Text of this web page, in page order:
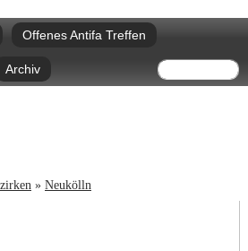
Offenes Antifa Treffen
Archiv Suche
» Neukölln